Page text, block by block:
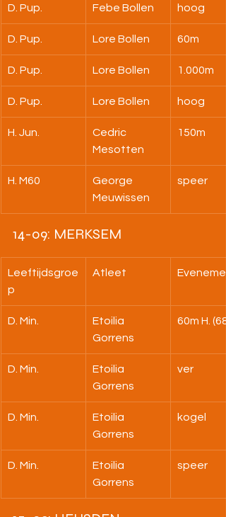
D. Pup. Febe Bollen hoog
D. Pup. Lore Bollen 60m
D. Pup. Lore Bollen 1.000m
D. Pup. Lore Bollen hoog
H. Jun.
Cedric
Mesotten
150m
H. M60
George
Meuwissen
speer
14-09: MERKSEM
Leeftijdsgroe
p
Atleet
D. Min.
Etoilia
Gorrens
60m H. (68)
D. Min.
Etoilia
Gorrens
ver
D. Min.
Etoilia
Gorrens
kogel
D. Min.
Etoilia
Gorrens
speer